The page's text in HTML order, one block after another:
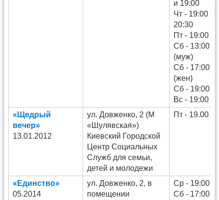
и 19:00
Чт - 19:00 и
20:30
Пт - 19:00
Сб - 13:00
(муж)
Сб - 17:00
(жен)
Сб - 19:00
Вс - 19:00
«Щедрый
вечер»
13.01.2012
ул. Довженко, 2 (М
«Шулявская»)
Киевский Городской
Центр Социальных
Служб для семьи,
детей и молодежи
Пт - 19.00
«Единство»
05.2014
ул. Довженко, 2, в
помещении
Ср - 19:00
Сб - 17:00